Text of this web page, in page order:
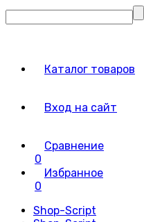
Каталог товаров
Вход на сайт
Сравнение
0
Избранное
0
Shop-Script